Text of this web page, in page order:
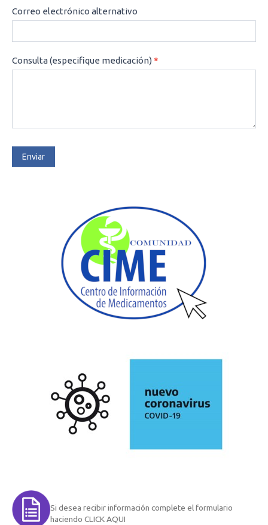
Correo electrónico alternativo
Consulta (especifique medicación)*
Enviar
Si desea recibir información complete el formulario
haciendo CLICK AQUI